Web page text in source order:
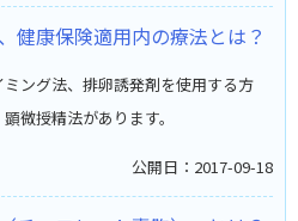
健康保険適用内の療法とは？
ング法、排卵誘発剤を使用する方
微授精法があります。
公開日：2017-09-18